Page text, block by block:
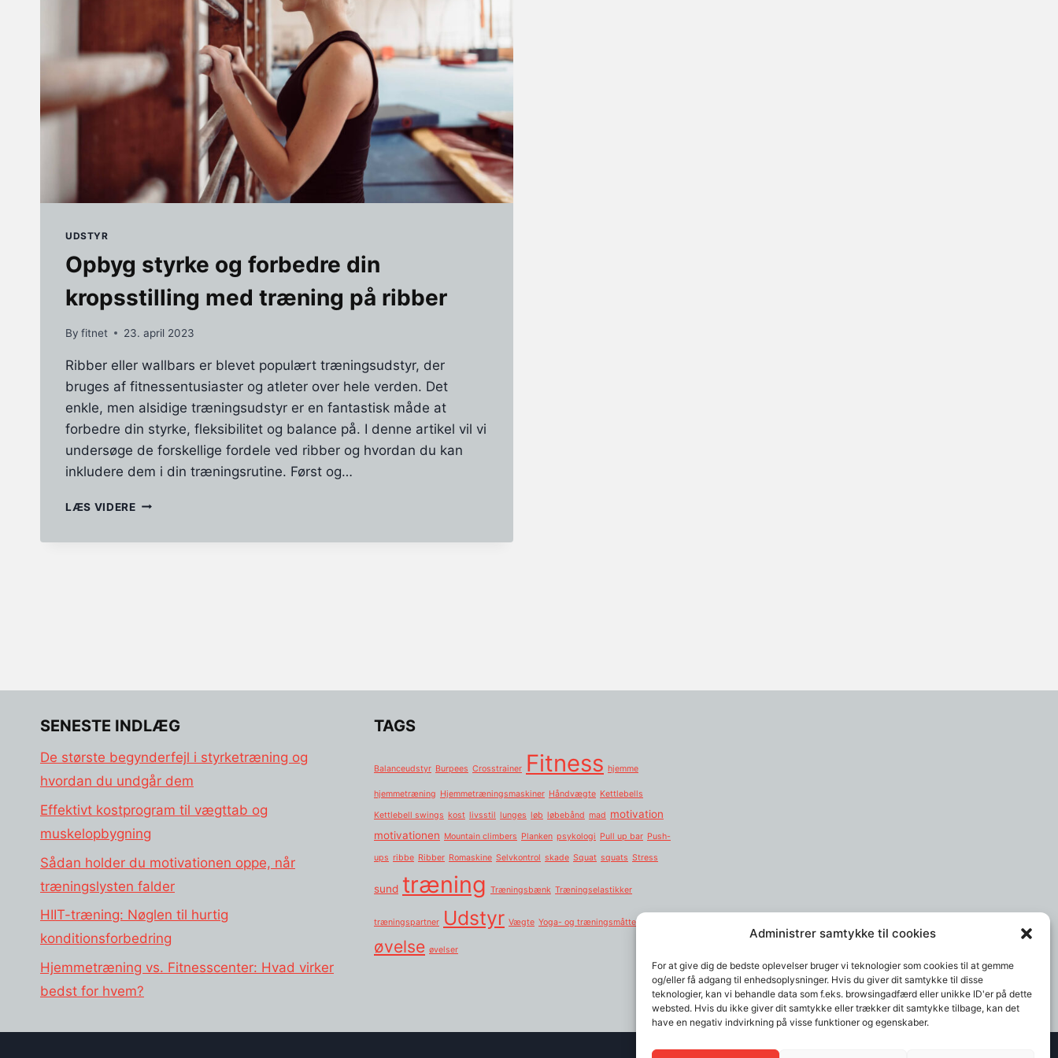
Administrer samtykke til cookies
For at give dig de bedste oplevelser bruger vi teknologier som cookies til at gemme
og/eller få adgang til enhedsoplysninger. Hvis du giver dit samtykke til disse
teknologier, kan vi behandle data som f.eks. browsingadfærd eller unikke ID'er på dette
websted. Hvis du ikke giver dit samtykke eller trækker dit samtykke tilbage, kan det
have en negativ indvirkning på visse funktioner og egenskaber.
UDSTYR
Opbyg styrke og forbedre din
kropsstilling med træning på ribber
By fitnet 23. april 2023
Ribber eller wallbars er blevet populært træningsudstyr, der
bruges af fitnessentusiaster og atleter over hele verden. Det
enkle, men alsidige træningsudstyr er en fantastisk måde at
forbedre din styrke, fleksibilitet og balance på. I denne artikel vil vi
undersøge de forskellige fordele ved ribber og hvordan du kan
inkludere dem i din træningsrutine. Først og…
LÆS VIDEREOPBYG
SENESTE INDLÆG
De største begynderfejl i styrketræning og
hvordan du undgår dem
Effektivt kostprogram til vægttab og
muskelopbygning
Sådan holder du motivationen oppe, når
træningslysten falder
HIIT-træning: Nøglen til hurtig
konditionsforbedring
Hjemmetræning vs. Fitnesscenter: Hvad virker
bedst for hvem?
TAGS
Balanceudstyr Burpees Crosstrainer Fitness hjemme
hjemmetræning Hjemmetræningsmaskiner Håndvægte Kettlebells
Kettlebell swings kost livsstil lunges løb løbebånd mad motivation
motivationen Mountain climbers Planken psykologi Pull up bar Push-
ups ribbe Ribber Romaskine Selvkontrol skade Squat squats Stress
sund træning Træningsbænk Træningselastikker
træningspartner Udstyr Vægte Yoga- og træningsmåtter:
øvelse øvelser